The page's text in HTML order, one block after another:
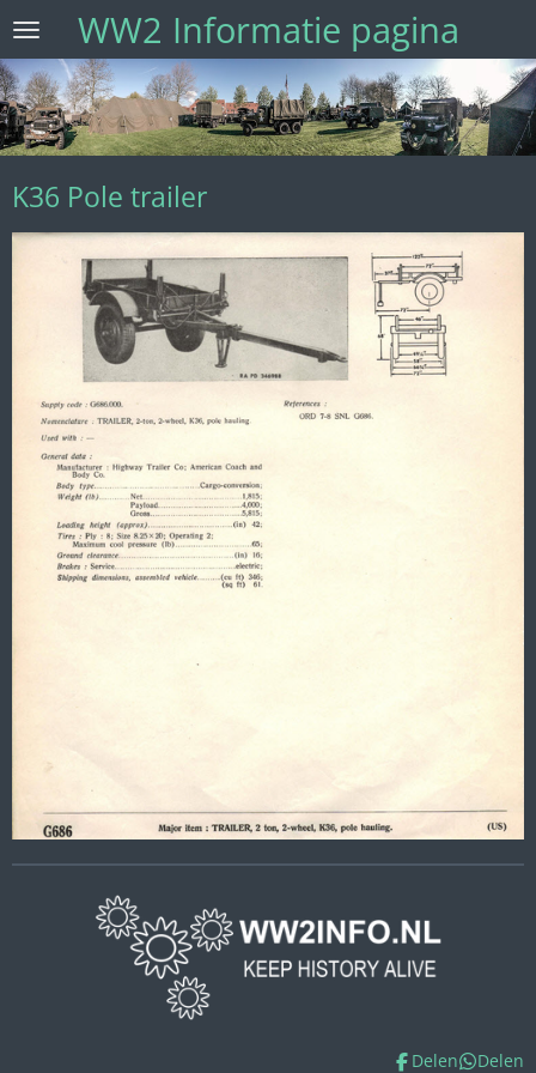
Ga
naar
de
hoofdinhoud
WW2 Informatie pagina
K36 Pole trailer
Delen Delen